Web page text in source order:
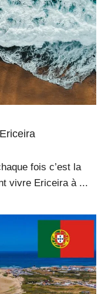
fois c’est la
vivre Ericeira à ...